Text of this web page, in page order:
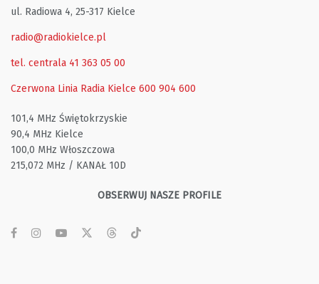
ul. Radiowa 4, 25-317 Kielce
radio@radiokielce.pl
tel. centrala 41 363 05 00
Czerwona Linia Radia Kielce 600 904 600
101,4 MHz Świętokrzyskie
90,4 MHz Kielce
100,0 MHz Włoszczowa
215,072 MHz / KANAŁ 10D
OBSERWUJ NASZE PROFILE